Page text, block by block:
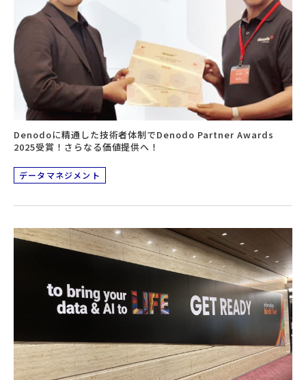
Denodoに精通した技術者体制でDenodo Partner Awards
2025受賞！さらなる価値提供へ！
データマネジメント